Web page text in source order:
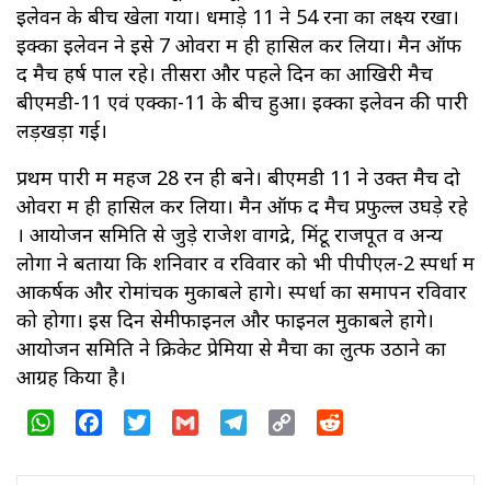
इलेवन के बीच खेला गया। धमाड़े 11 ने 54 रनों का लक्ष्य रखा।
इक्का इलेवन ने इसे 7 ओवरों में ही हासिल कर लिया। मैन ऑफ
द मैच हर्ष पाल रहे। तीसरा और पहले दिन का आखिरी मैच
बीएमडी-11 एवं एक्का-11 के बीच हुआ। इक्का इलेवन की पारी
लड़खड़ा गई।
प्रथम पारी में महज 28 रन ही बने। बीएमडी 11 ने उक्त मैच दो
ओवरों में ही हासिल कर लिया। मैन ऑफ द मैच प्रफुल्ल उघड़े रहे
। आयोजन समिति से जुड़े राजेश वागद्रे, मिंटू राजपूत व अन्य
लोगों ने बताया कि शनिवार व रविवार को भी पीपीएल-2 स्पर्धा में
आकर्षक और रोमांचक मुकाबले होंगे। स्पर्धा का समापन रविवार
को होगा। इस दिन सेमीफाइनल और फाइनल मुकाबले होंगे।
आयोजन समिति ने क्रिकेट प्रेमियों से मैचों का लुत्फ उठाने का
आग्रह किया है।
WhatsAppFacebookTwitter Gmail Telegram
Copy